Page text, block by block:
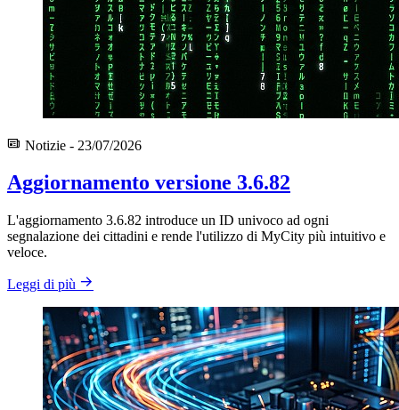
Notizie - 23/07/2026
Aggiornamento versione 3.6.82
L'aggiornamento 3.6.82 introduce un ID univoco ad ogni
segnalazione dei cittadini e rende l'utilizzo di MyCity più intuitivo e
veloce.
Leggi di più